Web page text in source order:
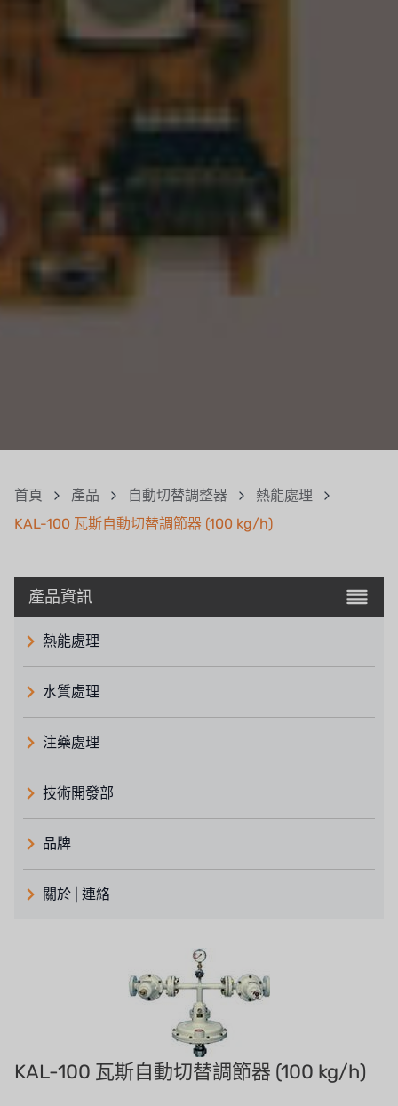
首頁 產品 自動切替調整器
熱能處理
KAL-100 瓦斯自動切替調節器 (100 kg/h)
產品資訊
熱能處理
水質處理
注藥處理
技術開發部
品牌
義大利 ATLAS
美國 CLACK
關於 | 連絡
招募經銷商表單
KAL-100 瓦斯自動切替調節器 (100 kg/h)